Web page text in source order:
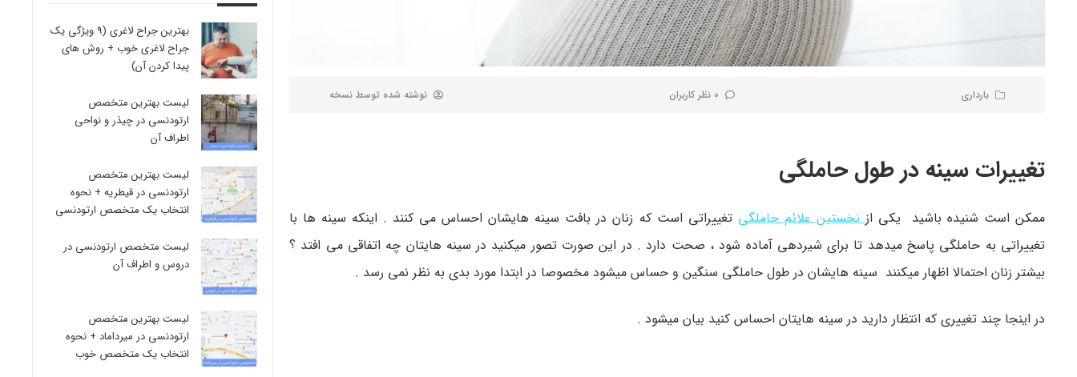
بارداری 0 نظر کاربران نوشته شده توسط نسخه
تغییرات سینه در طول حاملگی
ممکن است شنیده باشید یکی ازنخستین علائم حاملگی تغییراتی است که زنان در بافت سینه هایشان احساس می کنند . اینکه سینه ها با
تغییراتی به حاملگی پاسخ میدهد تا برای شیردهی آماده شود ، صحت دارد . در این صورت تصور میکنید در سینه هایتان چه اتفاقی می افتد ؟
بیشتر زنان احتمالا اظهار میکنند سینه هایشان در طول حاملگی سنگین و حساس میشود مخصوصا در ابتدا مورد بدی به نظر نمی رسد .
در اینجا چند تغییری که انتظار دارید در سینه هایتان احساس کنید بیان میشود .
بهترین جراح لاغری (9 ویژگی یک
جراح لاغری خوب + روش های
پیدا کردن آن)
لیست بهترین متخصص
ارتودنسی در چیذر و نواحی
اطراف آن
لیست بهترین متخصص
ارتودنسی در قیطریه + نحوه
انتخاب یک متخصص ارتودنسی
لیست متخصص ارتودنسی در
دروس و اطراف آن
لیست بهترین متخصص
ارتودنسی در میرداماد + نحوه
انتخاب یک متخصص خوب